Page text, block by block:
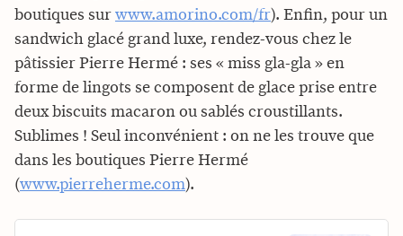
boutiques sur www.amorino.com/fr). Enfin, pour un
sandwich glacé grand luxe, rendez-vous chez le
pâtissier Pierre Hermé : ses « miss gla-gla » en
forme de lingots se composent de glace prise entre
deux biscuits macaron ou sablés croustillants.
Sublimes ! Seul inconvénient : on ne les trouve que
dans les boutiques Pierre Hermé
(www.pierreherme.com).